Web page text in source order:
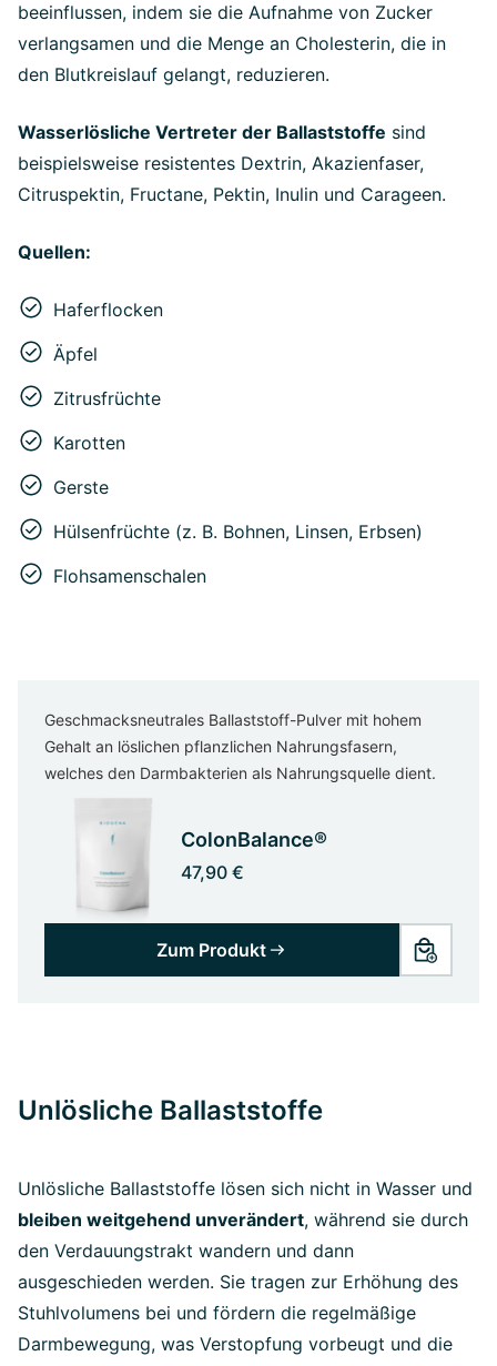
beeinflussen, indem sie die Aufnahme von Zucker
verlangsamen und die Menge an Cholesterin, die in
den Blutkreislauf gelangt, reduzieren.
Wasserlösliche Vertreter der Ballaststoffe sind
beispielsweise resistentes Dextrin, Akazienfaser,
Citruspektin, Fructane, Pektin, Inulin und Carageen.
Quellen:
Haferflocken
Äpfel
Zitrusfrüchte
Karotten
Gerste
Hülsenfrüchte (z. B. Bohnen, Linsen, Erbsen)
Flohsamenschalen
Geschmacksneutrales Ballaststoff-Pulver mit hohem
Gehalt an löslichen pflanzlichen Nahrungsfasern,
welches den Darmbakterien als Nahrungsquelle dient.
ColonBalance®
47,90 €
Zum Produkt
Unlösliche Ballaststoffe
Unlösliche Ballaststoffe lösen sich nicht in Wasser und
bleiben weitgehend unverändert, während sie durch
den Verdauungstrakt wandern und dann
ausgeschieden werden. Sie tragen zur Erhöhung des
Stuhlvolumens bei und fördern die regelmäßige
Darmbewegung, was Verstopfung vorbeugt und die